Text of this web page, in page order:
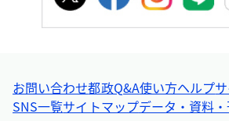
お問い合わせ都政Q&A使い方ヘルプ
SNS一覧サイトマップデータ・資料